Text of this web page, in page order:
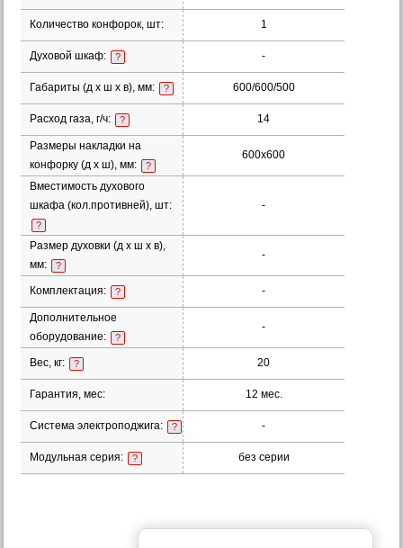
Количество конфорок, шт: 1
Духовой шкаф: ? -
Габариты (д х ш х в), мм: ? 600/600/500
Расход газа, г/ч: ? 14
Размеры накладки на
конфорку (д х ш), мм:
?
600х600
Вместимость духового
шкафа (кол.противней), шт:
?
-
Размер духовки (д х ш х в),
мм:
?
-
Комплектация: ? -
Дополнительное
оборудование:
?
-
Вес, кг: ? 20
Гарантия, мес: 12 мес.
Система электроподжига: ? -
Модульная серия: ? без серии